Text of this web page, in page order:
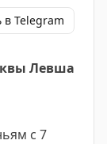
в Telegram
Левша
с 7